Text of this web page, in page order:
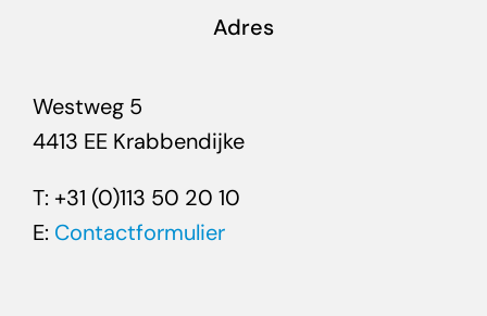
Adres
Westweg 5
4413 EE Krabbendijke
T: +31 (0)113 50 20 10
E: Contactformulier